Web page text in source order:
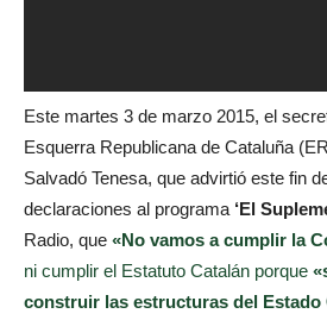
Este martes 3 de marzo 2015, el
Esquerra Republicana de Cataluña
Salvadó Tenesa, que advirtió este fin
declaraciones al programa ‘El
Radio, que «No vamos a cumplir la
ni cumplir el Estatuto Catalán porque
construir las estructuras del Estado